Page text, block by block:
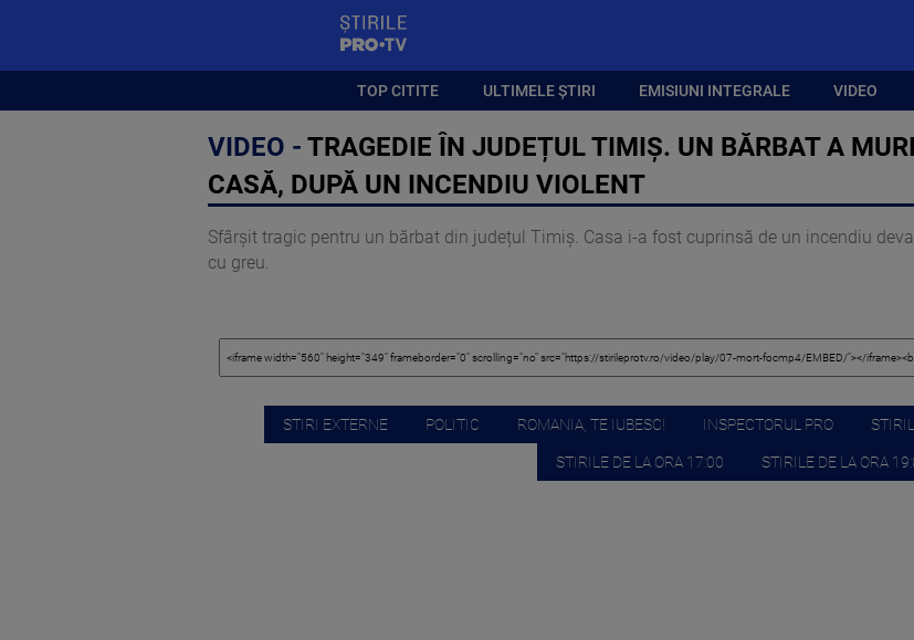
TOP CITITE ULTIMELE ȘTIRI EMISIUNI INTEGRALE VIDEO
VIDEO - TRAGEDIE ÎN JUDEȚUL TIMIȘ. UN BĂRBAT A
CASĂ, DUPĂ UN INCENDIU VIOLENT
Sfârșit tragic pentru un bărbat din județul Timiș. Casa i-a fost cuprinsă de un incendiu
cu greu.
STIRI EXTERNE POLITIC ROMANIA, TE IUBESC! INSPECTORUL PRO
STIRILE DE LA ORA 17:00 STIRILE DE LA ORA